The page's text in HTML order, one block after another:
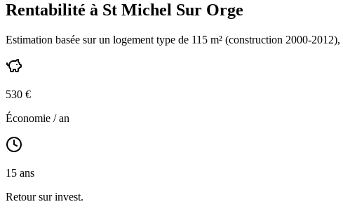
Rentabilité à St Michel Sur Orge
Estimation basée sur un logement type de 115 m² (construction 2000-2012),
530 €
Économie / an
15 ans
Retour sur invest.